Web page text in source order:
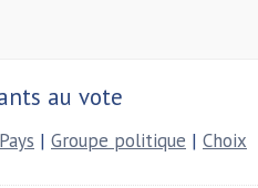
au vote
Pays | Groupe politique | Choix